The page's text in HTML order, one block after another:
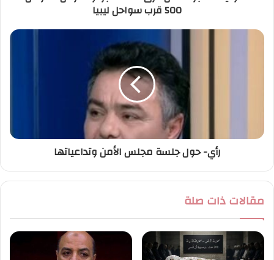
500 قرب سواحل ليبيا
رأي- حول جلسة مجلس الأمن وتداعياتها
مقالات ذات صلة